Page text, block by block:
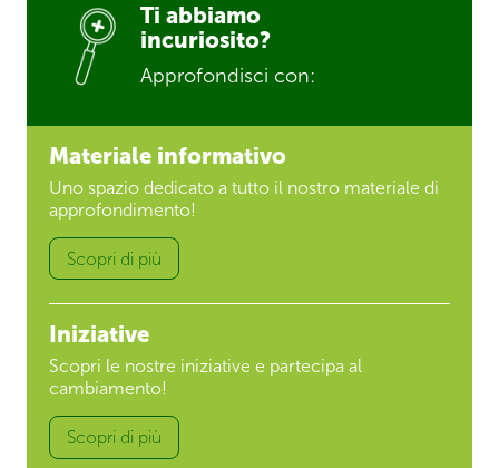
Ti abbiamo
incuriosito?
Approfondisci con:
Materiale informativo
Uno spazio dedicato a tutto il nostro materiale di
approfondimento!
Scopri di più
Iniziative
Scopri le nostre iniziative e partecipa al
cambiamento!
Scopri di più